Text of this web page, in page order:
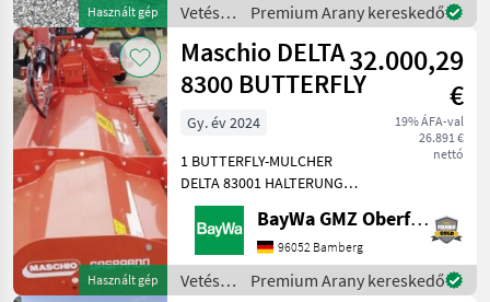
Használt gép
Vetés
és
növényápolás
/
Stekro
Premium Arany kereskedő
Használt gép
Maschio DELTA
8300 BUTTERFLY
32.000,29
€
19% ÁFA-val
26.891 €
nettó
Gy. év 2024
1 BUTTERFLY-MULCHER
DELTA 83001 HALTERUNG
RÄDER FÜR DELTA1 SATZ
RÄDER FÜR GEMELLA1
WALTERSCHEID-
GELENKWELLE 1 3/8Diese
Maschine steht am
BayWa GMZ Oberfranken
96052 Bamberg
Vetés
Premium Arany kereskedő